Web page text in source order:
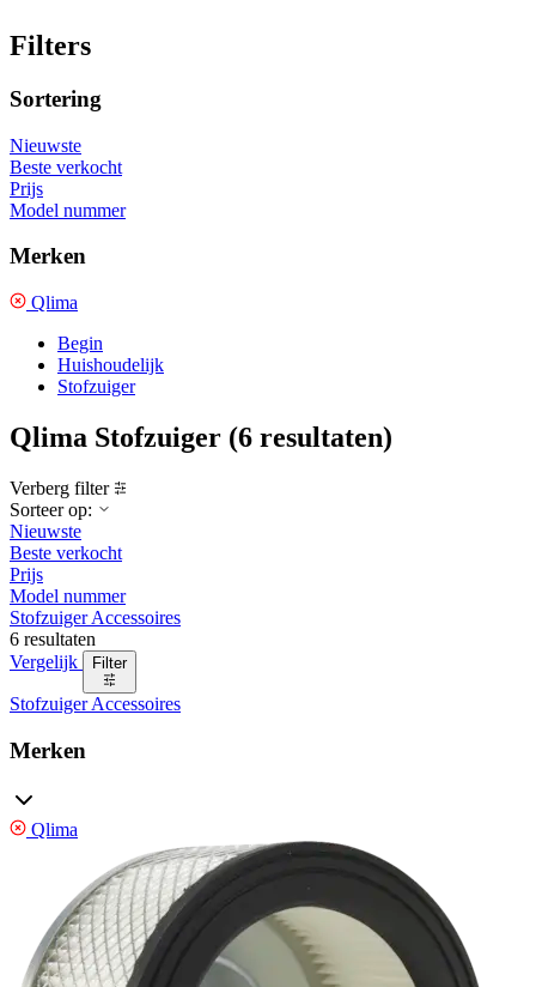
Filters
Sortering
Nieuwste
Beste verkocht
Prijs
Model nummer
Merken
Qlima
Begin
Huishoudelijk
Stofzuiger
Qlima Stofzuiger (6 resultaten)
Verberg filter
Sorteer op:
Nieuwste
Beste verkocht
Prijs
Model nummer
Stofzuiger Accessoires
6 resultaten
Vergelijk
Filter
Stofzuiger Accessoires
Merken
Qlima